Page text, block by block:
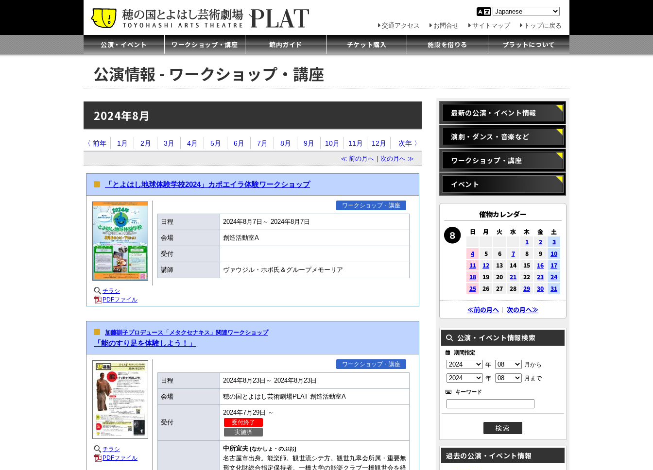
交通アクセス お問合せ サイトマップ トップに戻る
公演・イベント ワークショップ・講座 館内ガイド チケット購入 施設を借りる プラットについて
公演情報 - ワークショップ・講座
2024年8月
〈 前年 1月 2月 3月 4月 5月 6月 7月 8月 9月 10月 11月 12月 次年 〉
≪ 前の月へ ｜ 次の月へ ≫
「とよはし地球体験学校2024」カポエイラ体験ワークショップ
チラシ
PDFファイル
ワークショップ・講座
日程 2024年8月7日～ 2024年8月7日
会場 創造活動室A
受付
講師 ヴァウジル・ホボ氏＆グループメモーリア
加藤訓子プロデュース「メタクセナキス」関連ワークショップ
「能のすり足を体験しよう！」
チラシ
PDFファイル
ワークショップ・講座
日程 2024年8月23日～ 2024年8月23日
会場 穂の国とよはし芸術劇場PLAT 創造活動室A
受付
2024年7月29日 ～
受付終了
実施済
中所宜夫 [なかしょ・のぶお]
名古屋市出身。能楽師。観世流シテ方。観世九皐会所属・重要無
形文化財総合指定保持者。一橋大学の能楽クラブ一橋観世会を経
最新の公演・イベント情報
演劇・ダンス・音楽など
ワークショップ・講座
イベント
催物カレンダー
日 月 火 水 木 金
土
1
2
3
4
5 6 7 8 9
10
11
12 13 14 15 16
17
18
19 20 21 22 23
24
25
26 27 28 29 30 31
≪前の月へ ｜ 次の月へ≫
公演・イベント情報検索
期間指定
年
月から
年
月まで
キーワード
過去の公演・イベント情報